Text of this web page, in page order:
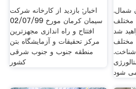
اخبار; بازدید از کارخانه شرکت
سیمان کرمان مورخ 02/07/99
افتتاح و راه اندازی مجهزترین
مرکز تحقیقات و آزمایشگاه بتن
منطقه جنوب و جنوب شرقی
کشور
شمال.
مختلف
شد
مختلف